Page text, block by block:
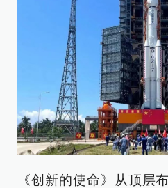
《创新的使命》从顶层